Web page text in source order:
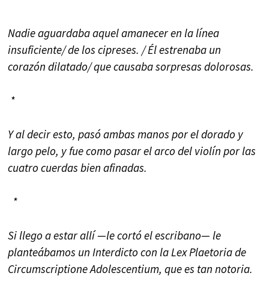
Nadie aguardaba aquel amanecer en la línea
insuficiente/ de los cipreses. / Él estrenaba un
corazón dilatado/ que causaba sorpresas dolorosas.
*
Y al decir esto, pasó ambas manos por el dorado y
largo pelo, y fue como pasar el arco del violín por las
cuatro cuerdas bien afinadas.
*
Si llego a estar allí —le cortó el escribano— le
planteábamos un Interdicto con la Lex Plaetoria de
Circumscriptione Adolescentium, que es tan notoria.